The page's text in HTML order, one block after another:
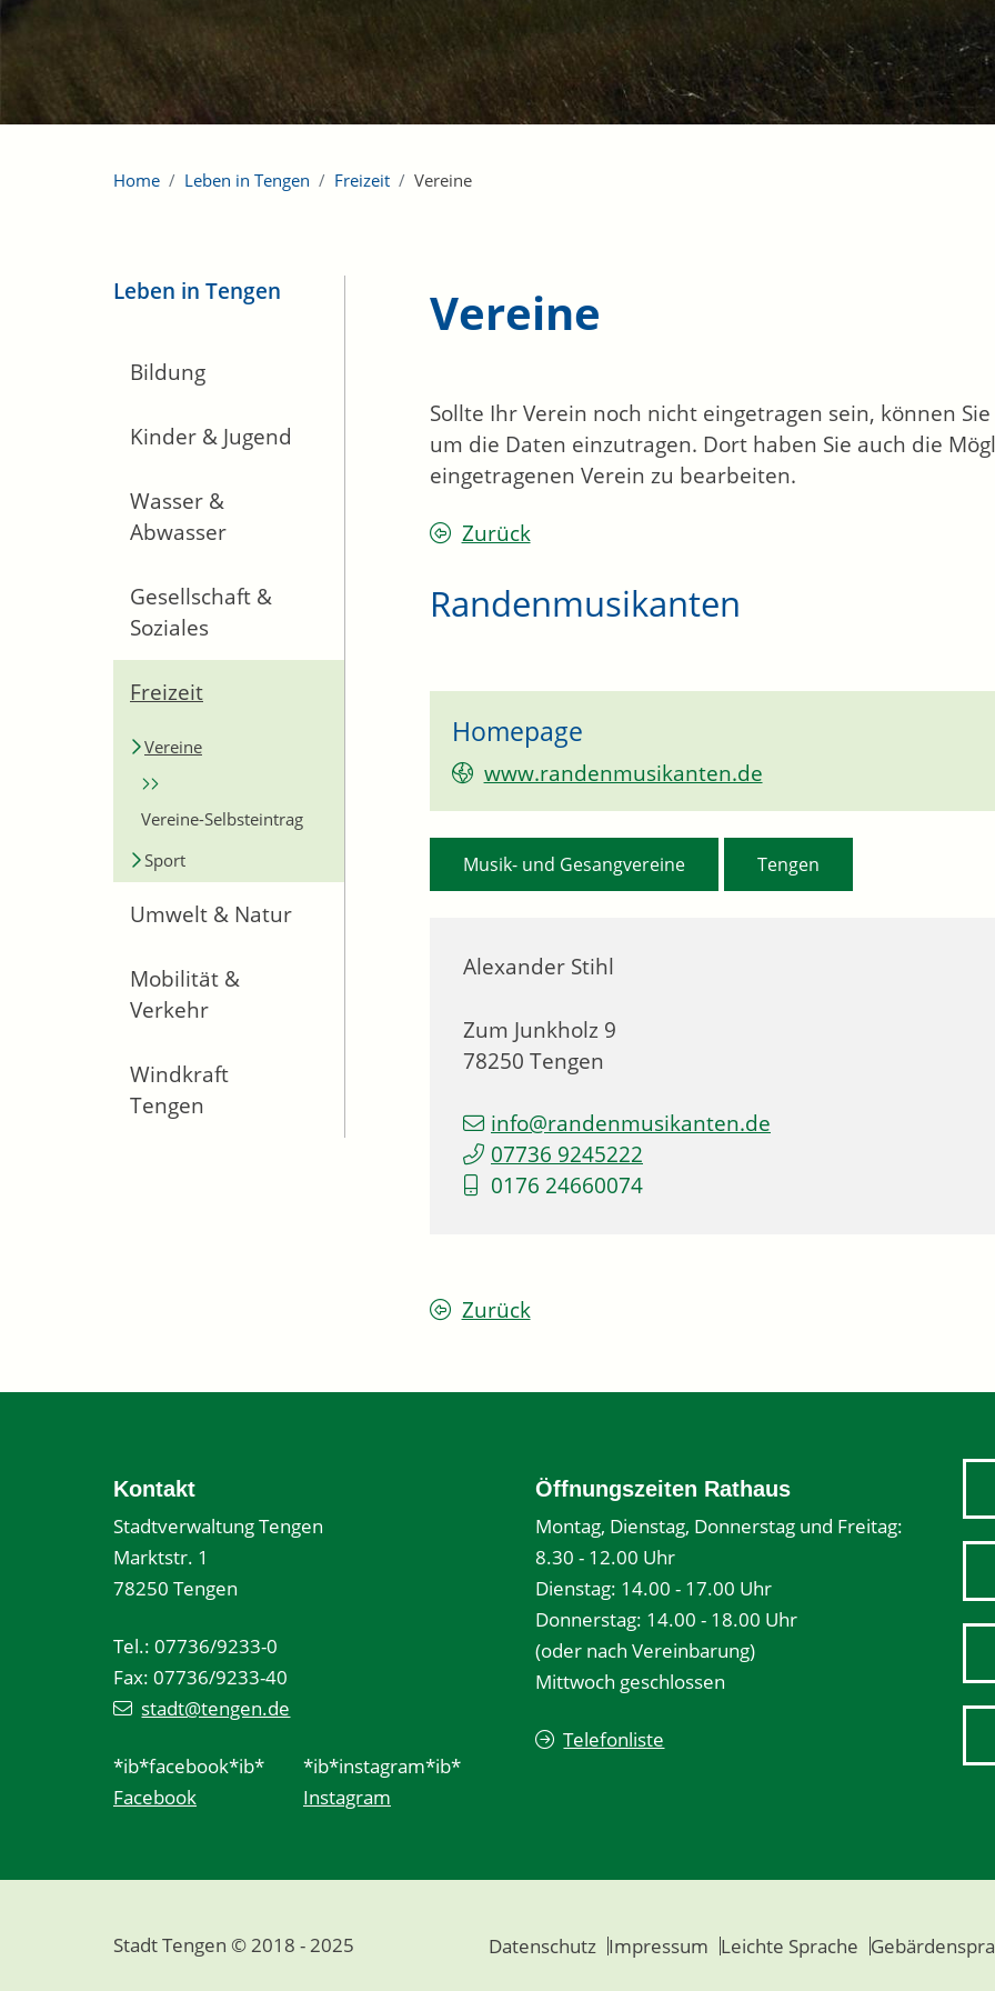
Home Leben in Tengen Freizeit Vereine
Leben in Tengen
Bildung
Kinder & Jugend
Wasser &
Abwasser
Gesellschaft &
Soziales
Freizeit
Vereine
Vereine-Selbsteintrag
Sport
Umwelt & Natur
Mobilität &
Verkehr
Windkraft
Tengen
Vereine
Sollte Ihr Verein noch nicht eingetragen sein, können
um die Daten einzutragen. Dort haben Sie auch die
eingetragenen Verein zu bearbeiten.
Zurück
Randenmusikanten
Homepage
www.randenmusikanten.de
Alexander Stihl
Zum Junkholz 9
78250 Tengen
info@randenmusikanten.de
07736 9245222
0176 24660074
Musik- und Gesangvereine Tengen
Zurück
Kontakt
Stadtverwaltung Tengen
Marktstr. 1
78250 Tengen
Tel.: 07736/9233-0
Fax: 07736/9233-40
stadt@tengen.de
*ib*facebook*ib*
Facebook
*ib*instagram*ib*
Instagram
Öffnungszeiten Rathaus
Montag, Dienstag, Donnerstag und Freitag:
8.30 - 12.00 Uhr
Dienstag: 14.00 - 17.00 Uhr
Donnerstag: 14.00 - 18.00 Uhr
(oder nach Vereinbarung)
Mittwoch geschlossen
Telefonliste
Stadt Tengen © 2018 - 2025 Datenschutz Impressum Leichte Sprache